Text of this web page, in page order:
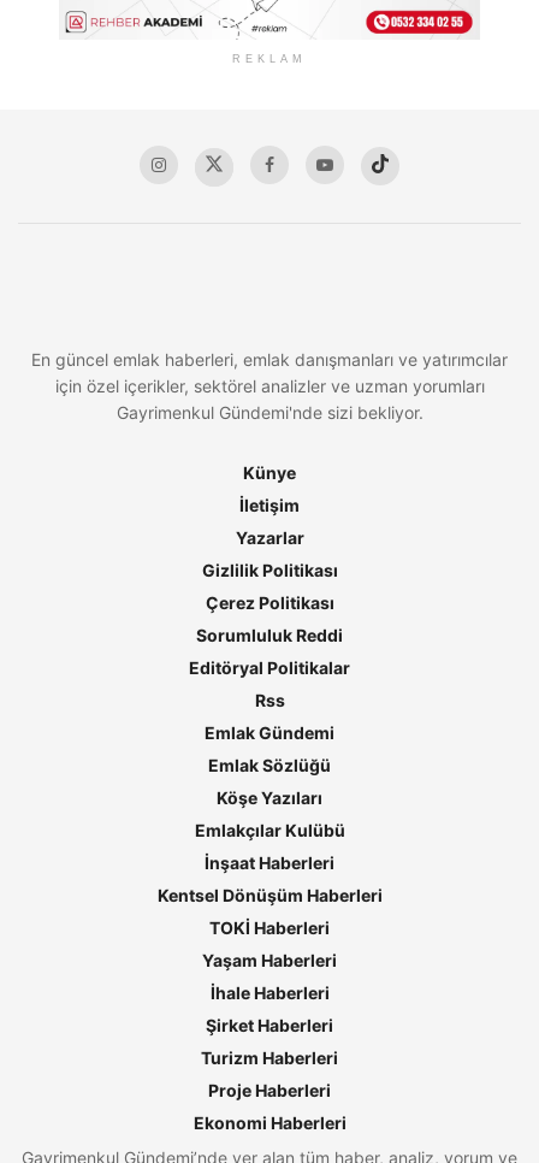
REKLAM
En güncel emlak haberleri, emlak danışmanları ve yatırımcılar
için özel içerikler, sektörel analizler ve uzman yorumları
Gayrimenkul Gündemi'nde sizi bekliyor.
Künye
İletişim
Yazarlar
Gizlilik Politikası
Çerez Politikası
Sorumluluk Reddi
Editöryal Politikalar
Rss
Emlak Gündemi
Emlak Sözlüğü
Köşe Yazıları
Emlakçılar Kulübü
İnşaat Haberleri
Kentsel Dönüşüm Haberleri
TOKİ Haberleri
Yaşam Haberleri
İhale Haberleri
Şirket Haberleri
Turizm Haberleri
Proje Haberleri
Ekonomi Haberleri
Gayrimenkul Gündemi’nde yer alan tüm haber, analiz, yorum ve